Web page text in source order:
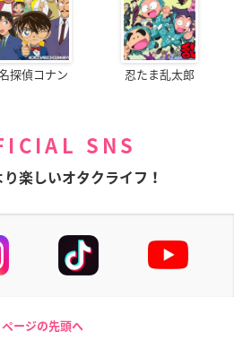
探偵コナン 忍たま乱太郎
SNS
楽しいオタクライフ！
ページの先頭へ